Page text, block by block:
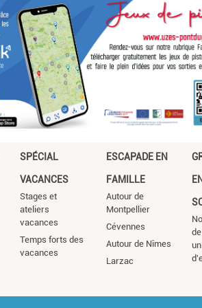
SPÉCIAL
VACANCES
Stages et
ateliers
vacances
Temps forts des
vacances
ESCAPADE EN
FAMILLE
Autour de
Montpellier
Cévennes
Autour de Nîmes
Larzac